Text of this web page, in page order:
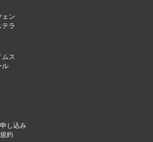
ェン
ラ
ス
ル
し込み
約